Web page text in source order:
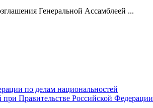
Генеральной Ассамблеей ...
по делам национальностей
Правительстве Российской Федерации